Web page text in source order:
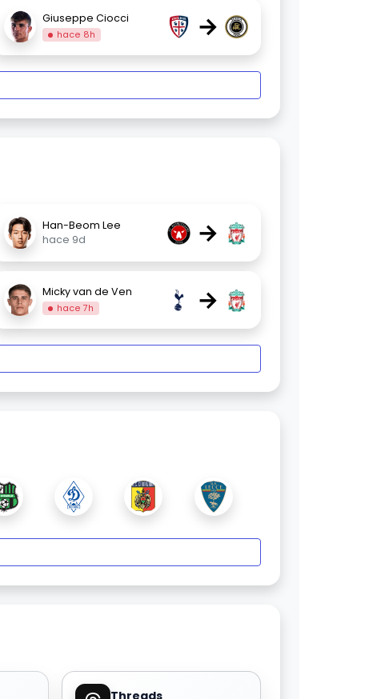
Giuseppe Ciocci
hace 8h →
Han-Beom Lee
hace 9d
→
Micky van de Ven
hace 7h →
Threads